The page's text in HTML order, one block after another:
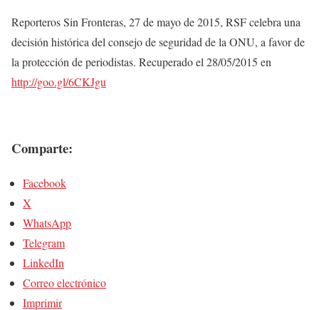
Reporteros Sin Fronteras, 27 de mayo de 2015, RSF celebra una
decisión histórica del consejo de seguridad de la ONU, a favor de
la protección de periodistas. Recuperado el 28/05/2015 en
http://goo.gl/6CKJgu
Comparte:
Facebook
X
WhatsApp
Telegram
LinkedIn
Correo electrónico
Imprimir